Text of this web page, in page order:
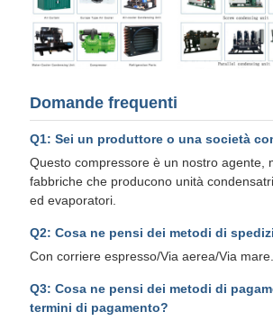
Domande frequenti
Q1: Sei un produttore o una società
Questo compressore è un nostro agente,
fabbriche che producono unità
ed evaporatori.
Q2: Cosa ne pensi dei metodi di
Con corriere espresso/Via aerea/Via mare.
Q3: Cosa ne pensi dei metodi di
termini di pagamento?